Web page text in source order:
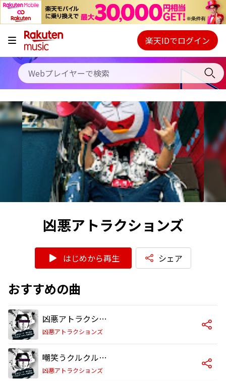
キャンペーン
料金プラン
使い方
初回30日間無料お試し
Webプレイヤー
ご契約内容の確認・変更
楽天IDでログイン
凶悪アトラクションズ
はじめから再生 シェア
おすすめの曲
凶悪アトラクションズのわらべ歌
凶悪アトラクションズ
嘲笑うクルクル回転菩薩
凶悪アトラクションズ